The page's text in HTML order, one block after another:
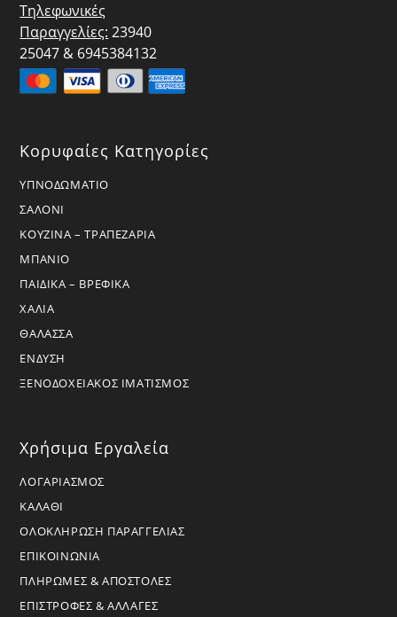
Τηλεφωνικές
Παραγγελίες: 23940
25047 & 6945384132
Κορυφαίες Κατηγορίες
ΥΠΝΟΔΩΜΑΤΙΟ
ΣΑΛΟΝΙ
ΚΟΥΖΙΝΑ – ΤΡΑΠΕΖΑΡΙΑ
ΜΠΑΝΙΟ
ΠΑΙΔΙΚΑ – ΒΡΕΦΙΚΑ
ΧΑΛΙΑ
ΘΑΛΑΣΣΑ
ΕΝΔΥΣΗ
ΞΕΝΟΔΟΧΕΙΑΚΟΣ ΙΜΑΤΙΣΜΟΣ
Χρήσιμα Εργαλεία
ΛΟΓΑΡΙΑΣΜΟΣ
ΚΑΛΑΘΙ
ΟΛΟΚΛΗΡΩΣΗ ΠΑΡΑΓΓΕΛΙΑΣ
ΕΠΙΚΟΙΝΩΝΙΑ
ΠΛΗΡΩΜΕΣ & ΑΠΟΣΤΟΛΕΣ
ΕΠΙΣΤΡΟΦΕΣ & ΑΛΛΑΓΕΣ